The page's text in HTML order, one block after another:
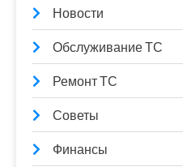
Новости
Обслуживание ТС
Ремонт ТС
Советы
Финансы